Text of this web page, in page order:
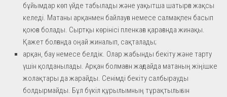
бұйымдар көп үйде табылады және уақытша шатырға жақсы
келеді. Матаны арқанмен байлауға немесе салмақпен басып
қоюға болады. Сыртқы көрінісі пленкаға қарағанда жинақы.
Қажет болғанда оңай жиналып, сақталады;
арқан, бау немесе белдік. Олар жабынды бекіту және тарту
үшін қолданылады. Арқан болмаған жағдайда матаның жіңішке
жолақтары да жарайды. Сенімді бекіту салбырауды
болдырмайды. Бұл бүкіл құрылымның тұрақтылығын